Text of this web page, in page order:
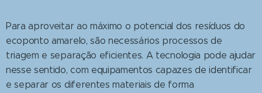
Para aproveitar ao máximo o potencial dos resíduos do
ecoponto amarelo, são necessários processos de
triagem e separação eficientes. A tecnologia pode ajudar
nesse sentido, com equipamentos capazes de identificar
e separar os diferentes materiais de forma